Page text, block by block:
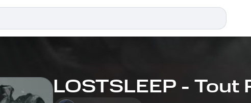
LOSTSLEEP - Tout